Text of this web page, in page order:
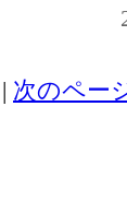
| 次のペー